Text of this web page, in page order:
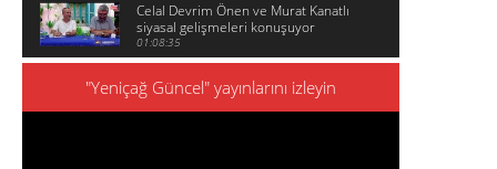
Celal Devrim Önen ve Murat Kanatlı
siyasal gelişmeleri konuşuyor
01:08:35
"Yeniçağ Güncel" yayınlarını izleyin